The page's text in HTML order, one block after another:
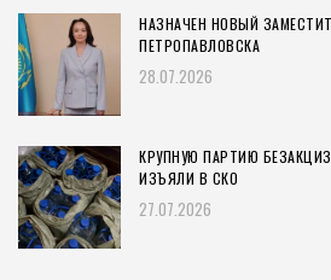
НАЗНАЧЕН НОВЫЙ
ПЕТРОПАВЛОВСКА
28.07.2026
КРУПНУЮ ПАРТИЮ
ИЗЪЯЛИ В СКО
27.07.2026